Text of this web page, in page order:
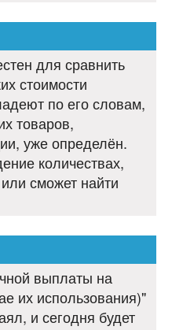
для сравнить
стоимости
по его словам,
товаров,
уже определён.
количествах,
сможет найти
выплаты на
их использования)"
и сегодня будет